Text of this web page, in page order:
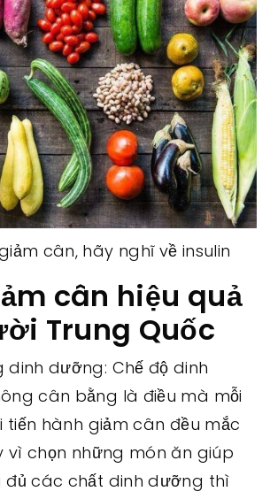
cân, hãy nghĩ về insulin
cân hiệu quả
Trung Quốc
dinh dưỡng: Chế độ dinh
cân bằng là điều mà mỗi
tiến hành giảm cân đều mắc
vì chọn những món ăn giúp
đủ các chất dinh dưỡng thì